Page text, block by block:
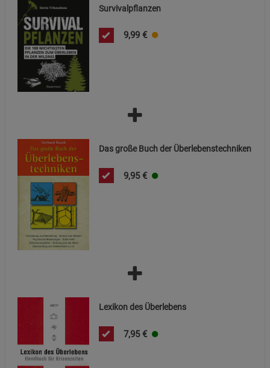
Survivalpflanzen
9,99 €
Das große Buch der Überlebenstechniken
9,95 €
Lexikon des Überlebens
7,95 €
Funktionale Cookies (1)
Beschreibung Funktionale Cookies
Cookie-Informationen
Beschreibung Statistik Cookies
Cookie-Informationen
Marketing Cookies (3)
Beschreibung Marketing Cookies
Datenschutzerklärung